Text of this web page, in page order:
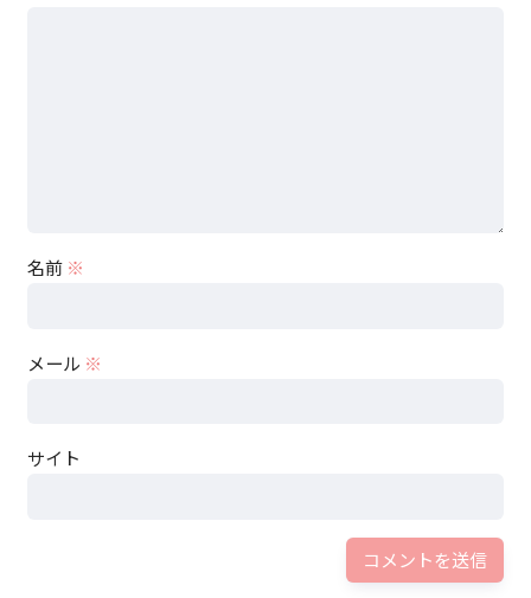
名前 ※
メール ※
サイト